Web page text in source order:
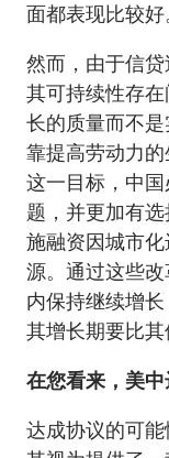
面都表现比较好
然而，由于信
其可持续性存
长的质量而不
靠提高劳动力
这一目标，中
题，并更加有
施融资因城市
源。通过这些
内保持继续增
其增长期要比其
在您看来，美
达成协议的可